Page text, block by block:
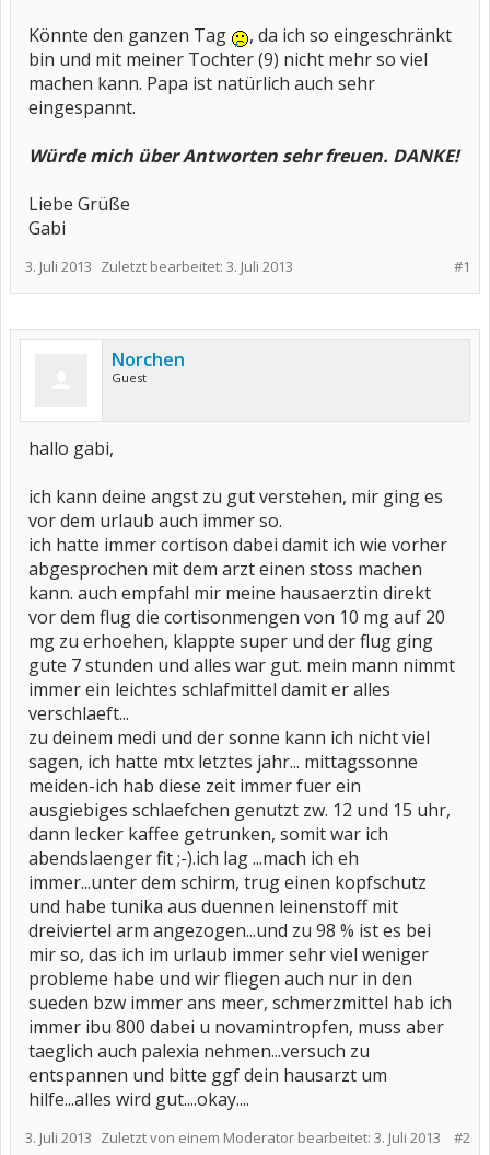
Könnte den ganzen Tag
, da ich so eingeschränkt
bin und mit meiner Tochter (9) nicht mehr so viel
machen kann. Papa ist natürlich auch sehr
eingespannt.
Würde mich über Antworten sehr freuen. DANKE!
Liebe Grüße
Gabi
#1
3. Juli 2013 Zuletzt bearbeitet: 3. Juli 2013
Norchen
Guest
hallo gabi,
ich kann deine angst zu gut verstehen, mir ging es
vor dem urlaub auch immer so.
ich hatte immer cortison dabei damit ich wie vorher
abgesprochen mit dem arzt einen stoss machen
kann. auch empfahl mir meine hausaerztin direkt
vor dem flug die cortisonmengen von 10 mg auf 20
mg zu erhoehen, klappte super und der flug ging
gute 7 stunden und alles war gut. mein mann nimmt
immer ein leichtes schlafmittel damit er alles
verschlaeft...
zu deinem medi und der sonne kann ich nicht viel
sagen, ich hatte mtx letztes jahr... mittagssonne
meiden-ich hab diese zeit immer fuer ein
ausgiebiges schlaefchen genutzt zw. 12 und 15 uhr,
dann lecker kaffee getrunken, somit war ich
abendslaenger fit ;-).ich lag ...mach ich eh
immer...unter dem schirm, trug einen kopfschutz
und habe tunika aus duennen leinenstoff mit
dreiviertel arm angezogen...und zu 98 % ist es bei
mir so, das ich im urlaub immer sehr viel weniger
probleme habe und wir fliegen auch nur in den
sueden bzw immer ans meer, schmerzmittel hab ich
immer ibu 800 dabei u novamintropfen, muss aber
taeglich auch palexia nehmen...versuch zu
entspannen und bitte ggf dein hausarzt um
hilfe...alles wird gut....okay....
#2
3. Juli 2013 Zuletzt von einem Moderator bearbeitet: 3. Juli 2013